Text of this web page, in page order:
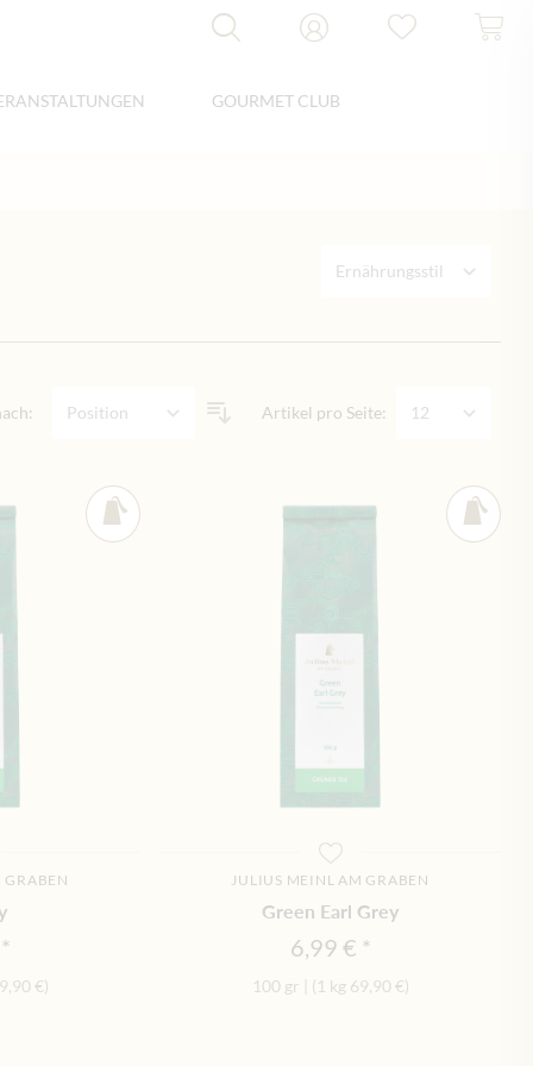
GOURMET CLUB
Artikel pro Seite:
GRABEN
€)
JULIUS MEINL AM GRABEN
Green Earl Grey
6,99 €
100 gr (1 kg 69,90 €)